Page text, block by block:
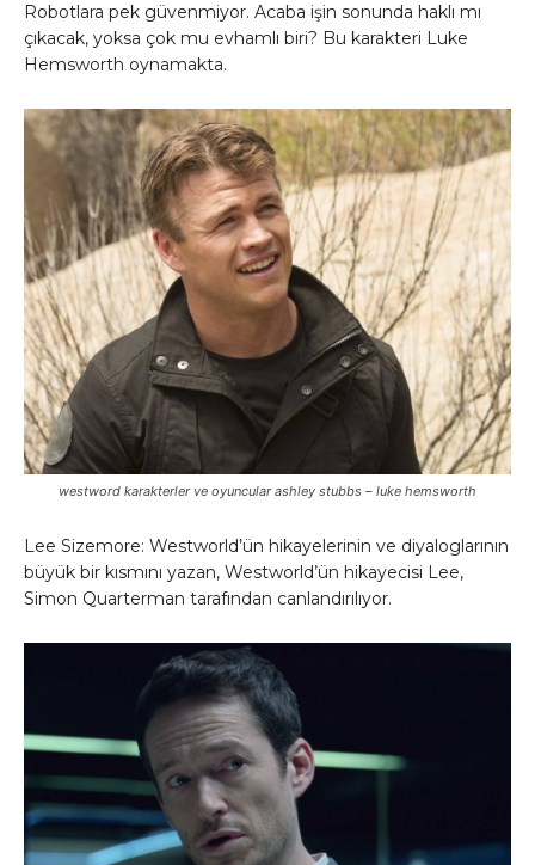
Robotlara pek güvenmiyor. Acaba işin sonunda haklı mı
çıkacak, yoksa çok mu evhamlı biri? Bu karakteri Luke
Hemsworth oynamakta.
westword karakterler ve oyuncular ashley stubbs – luke hemsworth
Lee Sizemore: Westworld’ün hikayelerinin ve diyaloglarının
büyük bir kısmını yazan, Westworld’ün hikayecisi Lee,
Simon Quarterman tarafından canlandırılıyor.